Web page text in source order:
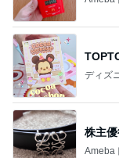
ディズ
株主
Ameba